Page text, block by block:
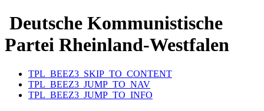
Deutsche Kommunistische
Partei Rheinland-Westfalen
TPL_BEEZ3_SKIP_TO_CONTENT
TPL_BEEZ3_JUMP_TO_NAV
TPL_BEEZ3_JUMP_TO_INFO